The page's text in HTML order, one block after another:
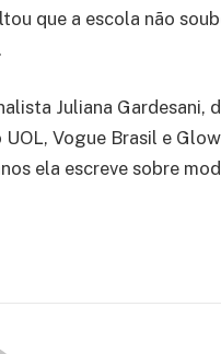
que a escola não
Juliana Gardesani,
UOL, Vogue Brasil e
ela escreve sobre